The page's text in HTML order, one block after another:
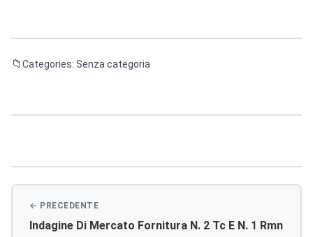
Categories: Senza categoria
Indagine Di Mercato Fornitura N. 2 Tc E N. 1 Rmn